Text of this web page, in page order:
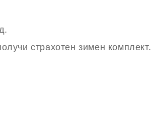
страхотен зимен комплект.